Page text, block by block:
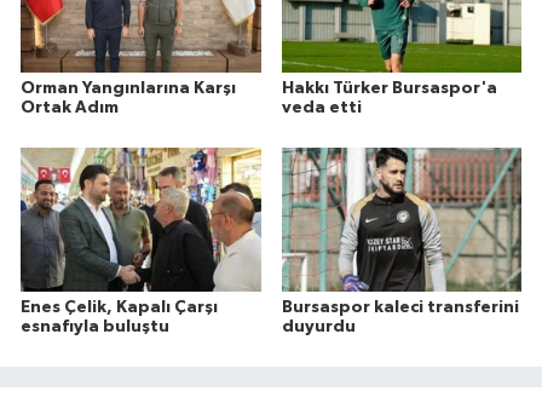
Orman Yangınlarına Karşı
Ortak Adım
Hakkı Türker Bursaspor'a
veda etti
Enes Çelik, Kapalı Çarşı
esnafıyla buluştu
Bursaspor kaleci transferini
duyurdu